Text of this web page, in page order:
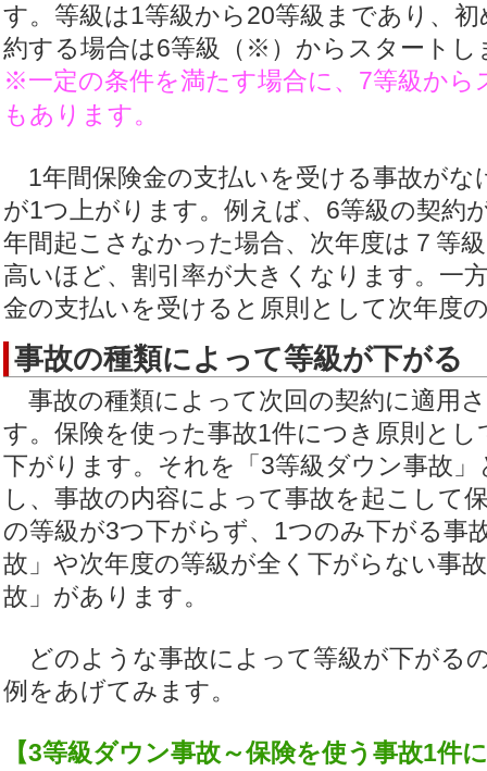
す。等級は1等級から20等級まであり、
約する場合は6等級（※）からスタートし
※一定の条件を満たす場合に、7等級から
もあります。
1年間保険金の支払いを受ける事故がな
が1つ上がります。例えば、6等級の契約
年間起こさなかった場合、次年度は７等
高いほど、割引率が大きくなります。一
金の支払いを受けると原則として次年度
事故の種類によって等級が下がる
事故の種類によって次回の契約に適用
す。保険を使った事故1件につき原則と
下がります。それを「3等級ダウン事故
し、事故の内容によって事故を起こして
の等級が3つ下がらず、1つのみ下がる事
故」や次年度の等級が全く下がらない事
故」があります。
どのような事故によって等級が下がる
例をあげてみます。
【3等級ダウン事故～保険を使う事故1件